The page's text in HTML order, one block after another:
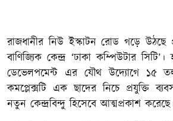
রাজধানীর নিউ ইস্কাটন রোড গড়ে উঠছে
বাণিজ্যিক কেন্দ্র ‘ঢাকা কম্পিউটার
ডেভেলপমেন্ট এর যৌথ উদ্যোগে ১৫
কমপ্লেক্সটি এক ছাদের নিচে প্রযুক্তি
নতুন কেন্দ্রবিন্দু হিসেবে আত্মপ্রকাশ